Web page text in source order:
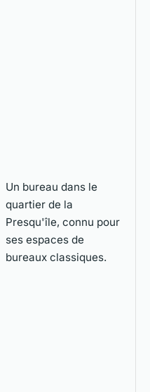
Un bureau dans le
quartier de la
Presqu'île, connu pour
ses espaces de
bureaux classiques.